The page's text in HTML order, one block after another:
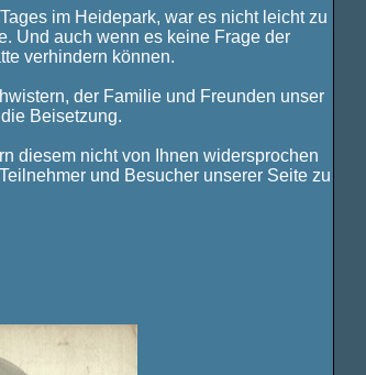
im Heidepark, war es nicht leicht zu
Und auch wenn es keine Frage der
verhindern können.
der Familie und Freunden unser
Beisetzung.
diesem nicht von Ihnen widersprochen
und Besucher unserer Seite zu